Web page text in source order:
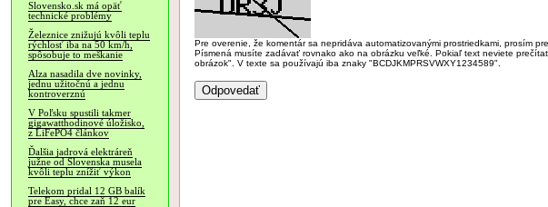
Slovensko.sk má opäť
technické problémy
Železnice znižujú kvôli teplu
rýchlosť iba na 50 km/h,
spôsobuje to meškanie
Alza nasadila dve novinky,
jednu užitočnú a jednu
kontroverznú
V Poľsku spustili takmer
gigawatthodinové úložisko,
z LiFePO4 článkov
Ďalšia jadrová elektráreň
južne od Slovenska musela
kvôli teplu znížiť výkon
Telekom pridal 12 GB balík
pre Easy, chce zaň 12 eur
Pre overenie, že komentár sa nepridáva automatizovanými prostriedkami, prosím
Písmená musíte zadávať rovnako ako na obrázku veľké. Pokiaľ text neviete
obrázok". V texte sa používajú iba znaky "BCDJKMPRSVWXY1234589".